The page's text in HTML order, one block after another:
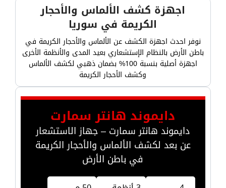
اجهزة كشف الألماس والأحجار
الكريمة في سوريا
نوفر احدث اجهزة الكشف عن الألماس والأحجار الكريمة في
باطن الأرض بالنظام الإستشعاري بعيد المدى والأنظمة الأخرى
اجهزة أصلية بنسبة 100% بضمان ذهبي لكشف الألماس
وكشف الأحجار الكريمة
دايموند هانتر سمارت
دايموند هانتر سمارت – جهاز الاستشعار
عن بعد لكشف الألماس والأحجار الكريمة
في باطن الأرض